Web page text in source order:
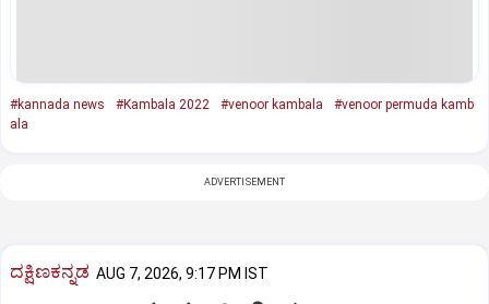
#kannada news #Kambala 2022 #venoor kambala
#venoor permuda kamb
ala
ADVERTISEMENT
ದಕ್ಷಿಣಕನ್ನಡ AUG 7, 2026, 9:17 PM IST